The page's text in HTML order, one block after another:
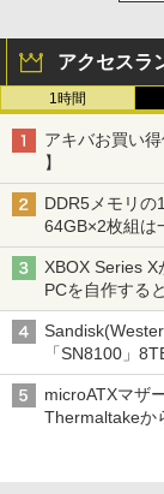
アクセスラ
1時間
アキバお買い
】
DDR5メモリの
64GB×2枚組は
XBOX Series
PCを自作する
ーム』】
「SN8100」
microATXマザ
Thermaltakeか